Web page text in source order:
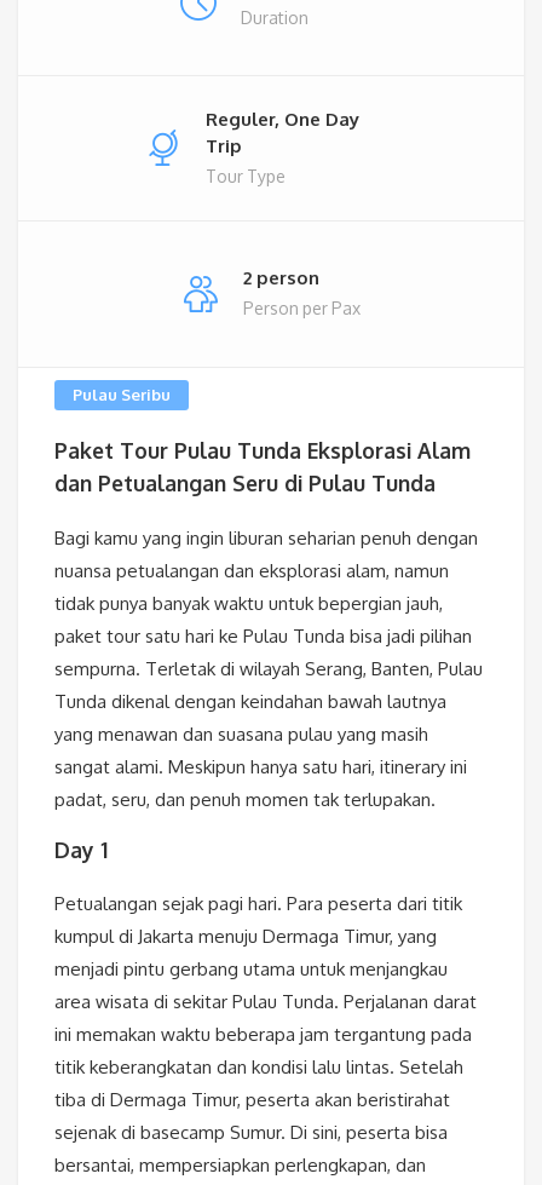
Duration
Reguler, One Day
Trip
Tour Type
2 person
Person per Pax
Pulau Seribu
Paket Tour Pulau Tunda Eksplorasi Alam
dan Petualangan Seru di Pulau Tunda
Bagi kamu yang ingin liburan seharian penuh dengan
nuansa petualangan dan eksplorasi alam, namun
tidak punya banyak waktu untuk bepergian jauh,
paket tour satu hari ke Pulau Tunda bisa jadi pilihan
sempurna. Terletak di wilayah Serang, Banten, Pulau
Tunda dikenal dengan keindahan bawah lautnya
yang menawan dan suasana pulau yang masih
sangat alami. Meskipun hanya satu hari, itinerary ini
padat, seru, dan penuh momen tak terlupakan.
Day 1
Petualangan sejak pagi hari. Para peserta dari titik
kumpul di Jakarta menuju Dermaga Timur, yang
menjadi pintu gerbang utama untuk menjangkau
area wisata di sekitar Pulau Tunda. Perjalanan darat
ini memakan waktu beberapa jam tergantung pada
titik keberangkatan dan kondisi lalu lintas. Setelah
tiba di Dermaga Timur, peserta akan beristirahat
sejenak di basecamp Sumur. Di sini, peserta bisa
bersantai, mempersiapkan perlengkapan, dan